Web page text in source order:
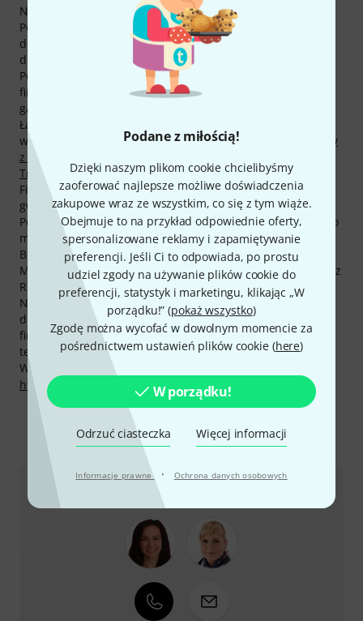
Podane z miłością!
Dzięki naszym plikom cookie chcielibyśmy
zaoferować najlepsze możliwe doświadczenia
zakupowe wraz ze wszystkim, co się z tym wiąże.
Obejmuje to na przykład odpowiednie oferty,
spersonalizowane reklamy i zapamiętywanie
preferencji. Jeśli Ci to odpowiada, po prostu
udziel zgody na używanie plików cookie do
preferencji, statystyk i marketingu, klikając „W
porządku!” (pokaż wszystko)
Zgodę można wycofać w dowolnym momencie za
pośrednictwem ustawień plików cookie (here)
W porządku!
Odrzuć ciasteczka Więcej informacji
Informacje prawne · Ochrona danych osobowych
Niemcy i Słowacja.
Posiadamy 106 produktów fimy Miraphone - z czego 92
dostępnych jest od ręki, . Produkty firmy Miraphone
dostępne są u nas od roku 1994.
Posiadamy 1050 plików multimedialnych do produktów
fimy Miraphone. Na stronie znajduje się 791 zdjęć, 36
galerii 3D, 9 próbek dźwiękowych i 214 ocen klientów.
Łącznie 38 produktow firmy Miraphone jest bestsellerami
w kategoriach
Tenorhorny,Barytony,Bb-Tuby
Flugelhorny
z Wentylami Obrotowymi
Trzpień Niemiecki (10,0 mm).
Firma Miraphone udziela na swoje produkty jednie 2 lata
gwarancji, jenak my przedłużamy ten okres o rok.
Popularni artyści używający produktów firmy Miraphone to
między innymi AsKew, Dr. Dennis W. , Baadsvik, Öystein ,
Bures, Pavel , Carlson, Mark , Couttet, Patrick , Drucks,
Michael , Ebbinghaus, Carsten , Falta, Miroslav , Fernández
Rodríguez, Ignacio i Forbes, Mike .
Na produkty fimy Miraphone udzielana jest również 30-
dniowa gwarancja zwrotu pieniędzy, 3-letnia gwarancja
firmy Thomann oraz wiele innych usług jak wparcie
techniczne itp.
Więcej informacji o producencie znajdziesz na
http://www.miraphone.de
Tak skontaktujesz się z nami
Dział obsługi klienta - Polska